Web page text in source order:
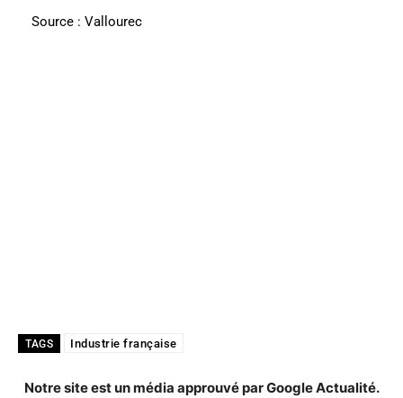
Source : Vallourec
TAGS Industrie française
Notre site est un média approuvé par Google Actualité.